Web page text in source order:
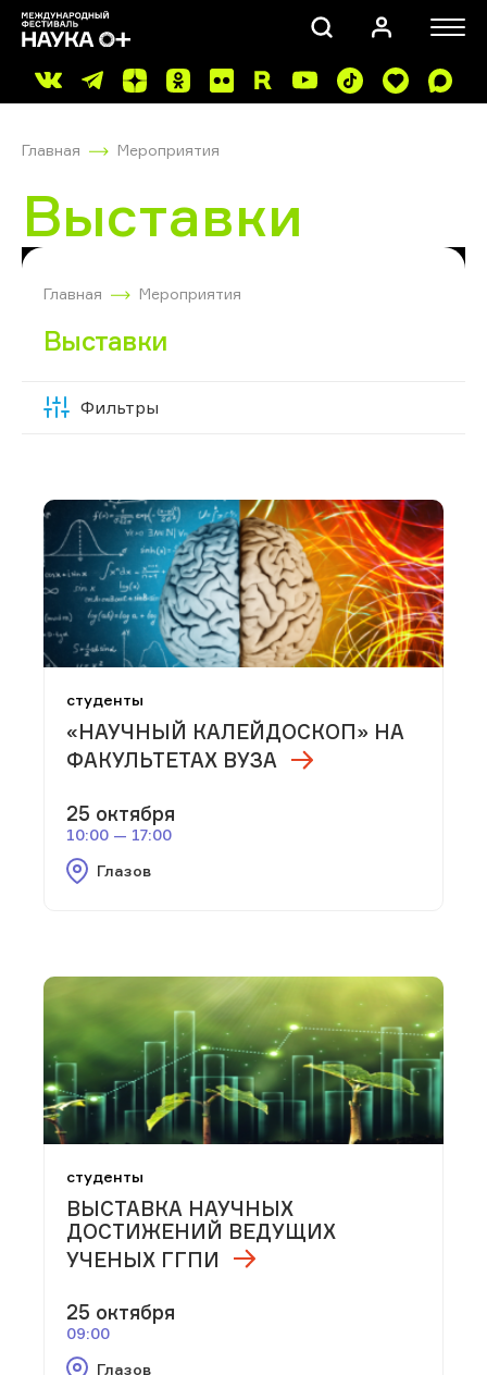
Главная Мероприятия
Выставки
Главная Мероприятия
Выставки
Фильтры
студенты
«НАУЧНЫЙ КАЛЕЙДОСКОП» НА
ФАКУЛЬТЕТАХ ВУЗА
25 октября
10:00 — 17:00
Глазов
студенты
ВЫСТАВКА НАУЧНЫХ
ДОСТИЖЕНИЙ ВЕДУЩИХ
УЧЕНЫХ ГГПИ
25 октября
09:00
Глазов